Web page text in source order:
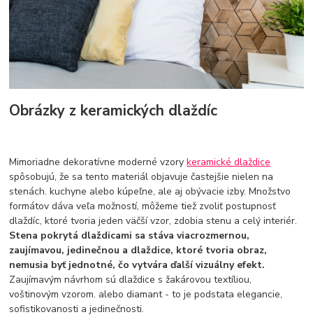
Obrázky z keramických dlaždíc
Mimoriadne dekoratívne moderné vzorykeramické dlaždice
spôsobujú, že sa tento materiál objavuje častejšie nielen na
stenách. kuchyne alebo kúpeľne, ale aj obývacie izby. Množstvo
formátov dáva veľa možností, môžeme tiež zvoliť postupnosť
dlaždíc, ktoré tvoria jeden väčší vzor, zdobia stenu a celý interiér.
Stena pokrytá dlaždicami sa stáva viacrozmernou,
zaujímavou, jedinečnou a dlaždice, ktoré tvoria obraz,
nemusia byť jednotné, čo vytvára ďalší vizuálny efekt.
Zaujímavým návrhom sú dlaždice s žakárovou textíliou,
voštinovým vzorom. alebo diamant - to je podstata elegancie,
sofistikovanosti a jedinečnosti.